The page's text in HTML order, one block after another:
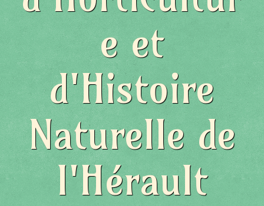
e et
d'Histoire
Naturelle de
l'Hérault